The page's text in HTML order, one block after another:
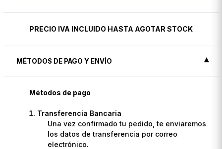
PRECIO IVA INCLUIDO HASTA AGOTAR STOCK
MÉTODOS DE PAGO Y ENVÍO
Métodos de pago
Transferencia Bancaria
Una vez confirmado tu pedido, te enviaremos
los datos de transferencia por correo
electrónico.